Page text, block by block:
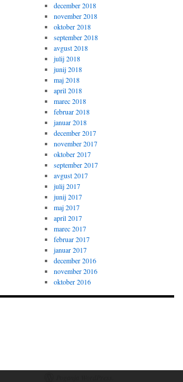
december 2018
november 2018
oktober 2018
september 2018
avgust 2018
julij 2018
junij 2018
maj 2018
april 2018
marec 2018
februar 2018
januar 2018
december 2017
november 2017
oktober 2017
september 2017
avgust 2017
julij 2017
junij 2017
maj 2017
april 2017
marec 2017
februar 2017
januar 2017
december 2016
november 2016
oktober 2016